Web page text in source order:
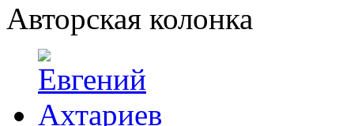
Авторская колонка